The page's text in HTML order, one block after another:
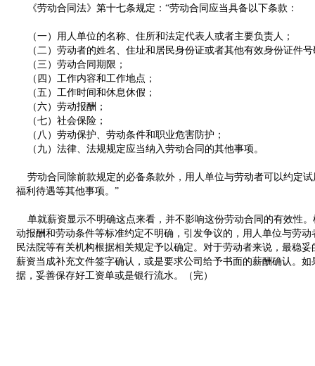
《劳动合同法》第十七条规定：“劳动合同应当具备以下条款：
（一）用人单位的名称、住所和法定代表人或者主要负责人；
（二）劳动者的姓名、住址和居民身份证或者其他有效身份证件号
（三）劳动合同期限；
（四）工作内容和工作地点；
（五）工作时间和休息休假；
（六）劳动报酬；
（七）社会保险；
（八）劳动保护、劳动条件和职业危害防护；
（九）法律、法规规定应当纳入劳动合同的其他事项。
劳动合同除前款规定的必备条款外，用人单位与劳动者可以约定
福利待遇等其他事项。”
单就薪资显示不明确这点来看，并不影响这份劳动合同的有效性
动报酬和劳动条件等标准约定不明确，引发争议的，用人单位与劳
民法院等有关机构根据相关规定予以确定。对于劳动者来说，最稳
薪资当成补充文件签字确认，或是要求公司给予书面的薪酬确认。
据，妥善保存好工资单或是银行流水。（完）